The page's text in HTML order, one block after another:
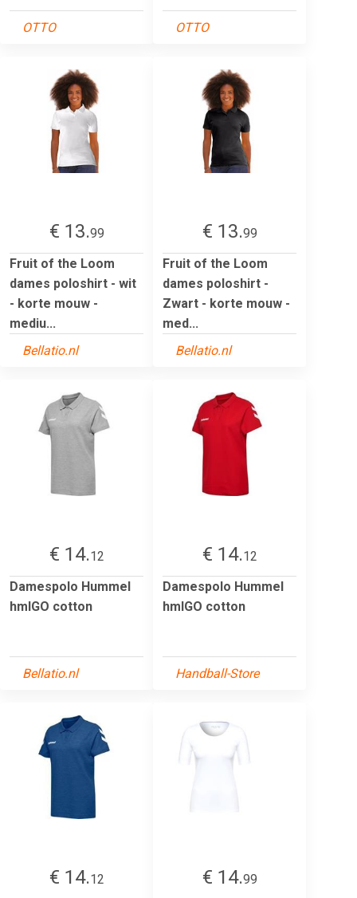
OTTO OTTO
€ 13.99
Fruit of the Loom
dames poloshirt - wit
- korte mouw -
mediu...
Bellatio.nl
€ 13.99
Fruit of the Loom
dames poloshirt -
Zwart - korte mouw -
med...
Bellatio.nl
€ 14.12
Damespolo Hummel
hmlGO cotton
Bellatio.nl
€ 14.12
Damespolo Hummel
hmlGO cotton
Handball-Store
€ 14.12 € 14.99